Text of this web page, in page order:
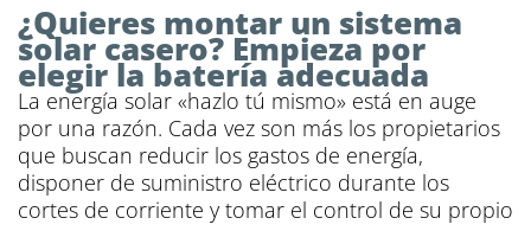
¿Quieres montar un sistema
solar casero? Empieza por
elegir la batería adecuada
La energía solar «hazlo tú mismo» está en auge
por una razón. Cada vez son más los propietarios
que buscan reducir los gastos de energía,
disponer de suministro eléctrico durante los
cortes de corriente y tomar el control de su propio